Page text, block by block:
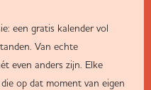
een gratis kalender vol
Van echte
even anders zijn. Elke
op dat moment van eigen